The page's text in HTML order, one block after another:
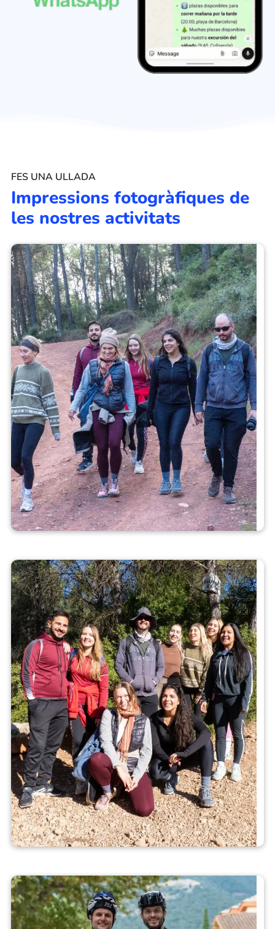
FES UNA ULLADA
Impressions fotogràfiques de
les nostres activitats